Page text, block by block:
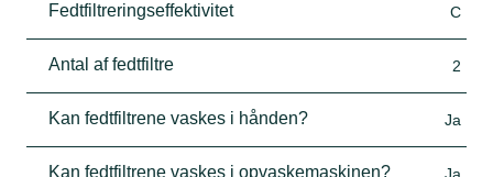
Fedtfiltreringseffektivitet C
Antal af fedtfiltre 2
Kan fedtfiltrene vaskes i hånden? Ja
Kan fedtfiltrene vaskes i opvaskemaskinen?